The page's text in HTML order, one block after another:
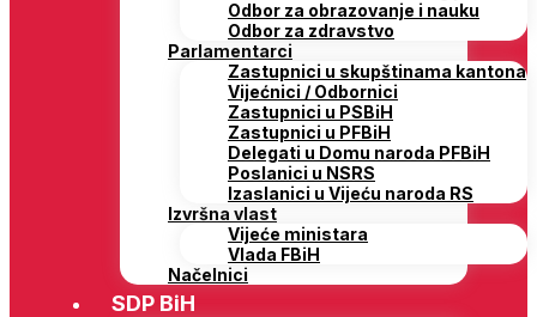
Odbor za obrazovanje i nauku
Odbor za zdravstvo
Parlamentarci
Zastupnici u skupštinama kantona
Vijećnici / Odbornici
Zastupnici u PSBiH
Zastupnici u PFBiH
Delegati u Domu naroda PFBiH
Poslanici u NSRS
Izaslanici u Vijeću naroda RS
Izvršna vlast
Vijeće ministara
Vlada FBiH
Načelnici
SDP BiH